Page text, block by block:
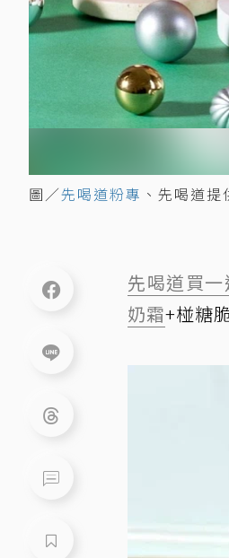
圖／先喝道粉專 、先喝道提
先喝道買
奶霜+椪糖